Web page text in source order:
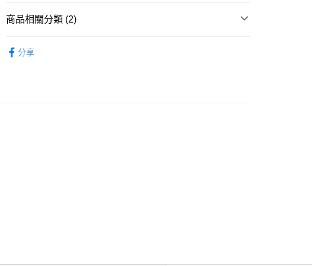
WeChat Pay
送貨方式
商品相關分類 (2)
分享